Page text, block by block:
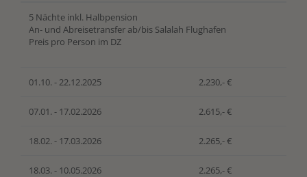
5 Nächte inkl. Halbpension
An- und Abreisetransfer ab/bis Salalah Flughafen
Preis pro Person im DZ
01.10. - 22.12.2025 2.230,- €
07.01. - 17.02.2026 2.615,- €
18.02. - 17.03.2026 2.265,- €
18.03. - 10.05.2026 2.265,- €